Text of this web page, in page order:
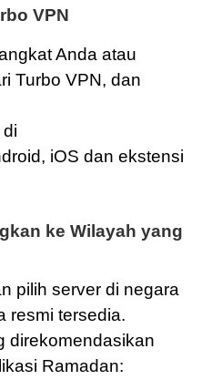
VPN
Anda atau
Turbo VPN, dan
, iOS dan ekstensi
ke Wilayah yang
pilih server di negara
resmi tersedia.
direkomendasikan
Ramadan: